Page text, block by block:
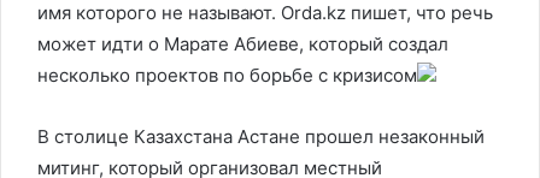
имя которого не называют. Orda.kz пишет, что речь
может идти о Марате Абиеве, который создал
несколько проектов по борьбе с кризисом
В столице Казахстана Астане прошел незаконный
митинг, который организовал местный